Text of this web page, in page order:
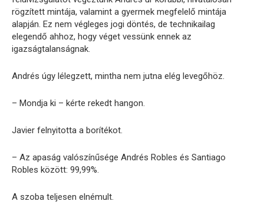
rögzített mintája, valamint a gyermek megfelelő mintája
alapján. Ez nem végleges jogi döntés, de technikailag
elegendő ahhoz, hogy véget vessünk ennek az
igazságtalanságnak.
Andrés úgy lélegzett, mintha nem jutna elég levegőhöz.
– Mondja ki – kérte rekedt hangon.
Javier felnyitotta a borítékot.
– Az apaság valószínűsége Andrés Robles és Santiago
Robles között: 99,99%.
A szoba teljesen elnémult.